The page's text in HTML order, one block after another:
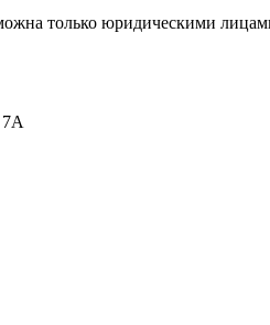
только юридическими
7А